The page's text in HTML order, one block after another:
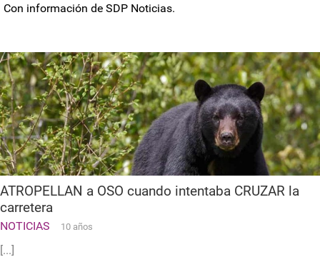
Con información de SDP Noticias.
ATROPELLAN a OSO cuando intentaba CRUZAR la
carretera
NOTICIAS 10 años
[...]